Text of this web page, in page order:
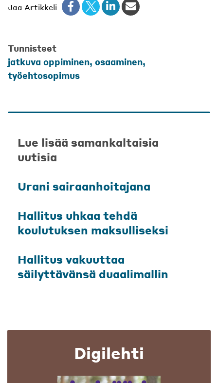
Jaa Artikkeli
Tunnisteet
jatkuva oppiminen, osaaminen,
työehtosopimus
Lue lisää samankaltaisia
uutisia
Urani sairaanhoitajana
Hallitus uhkaa tehdä
koulutuksen maksulliseksi
Hallitus vakuuttaa
säilyttävänsä duaalimallin
Digilehti